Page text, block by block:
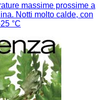
massime prossime a
Notti molto calde, con
°C